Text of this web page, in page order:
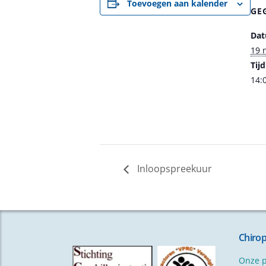
Toevoegen aan kalender
19
Inloopspreekuur
Onze